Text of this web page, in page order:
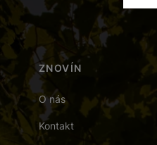
ZNOVÍN
O nás
Kontakt